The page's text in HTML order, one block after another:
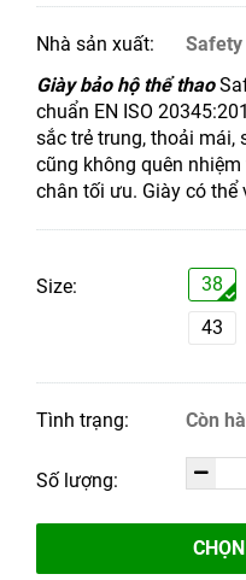
Nhà sản xuất:
Giày bảo hộ thể thao
chuẩn EN ISO
sắc trẻ trung, thoải mái,
cũng không quên
chân tối ưu. Giày có
Size: 38
43
Tình trạng: Còn
Số lượng: